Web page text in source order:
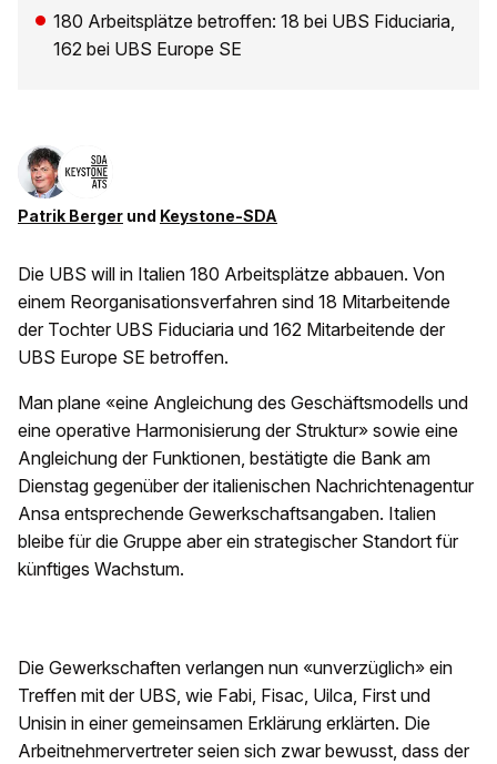
180 Arbeitsplätze betroffen: 18 bei UBS Fiduciaria,
162 bei UBS Europe SE
Patrik Berger und Keystone-SDA
Die UBS will in Italien 180 Arbeitsplätze abbauen. Von
einem Reorganisationsverfahren sind 18 Mitarbeitende
der Tochter UBS Fiduciaria und 162 Mitarbeitende der
UBS Europe SE betroffen.
Man plane «eine Angleichung des Geschäftsmodells und
eine operative Harmonisierung der Struktur» sowie eine
Angleichung der Funktionen, bestätigte die Bank am
Dienstag gegenüber der italienischen Nachrichtenagentur
Ansa entsprechende Gewerkschaftsangaben. Italien
bleibe für die Gruppe aber ein strategischer Standort für
künftiges Wachstum.
Die Gewerkschaften verlangen nun «unverzüglich» ein
Treffen mit der UBS, wie Fabi, Fisac, Uilca, First und
Unisin in einer gemeinsamen Erklärung erklärten. Die
Arbeitnehmervertreter seien sich zwar bewusst, dass der